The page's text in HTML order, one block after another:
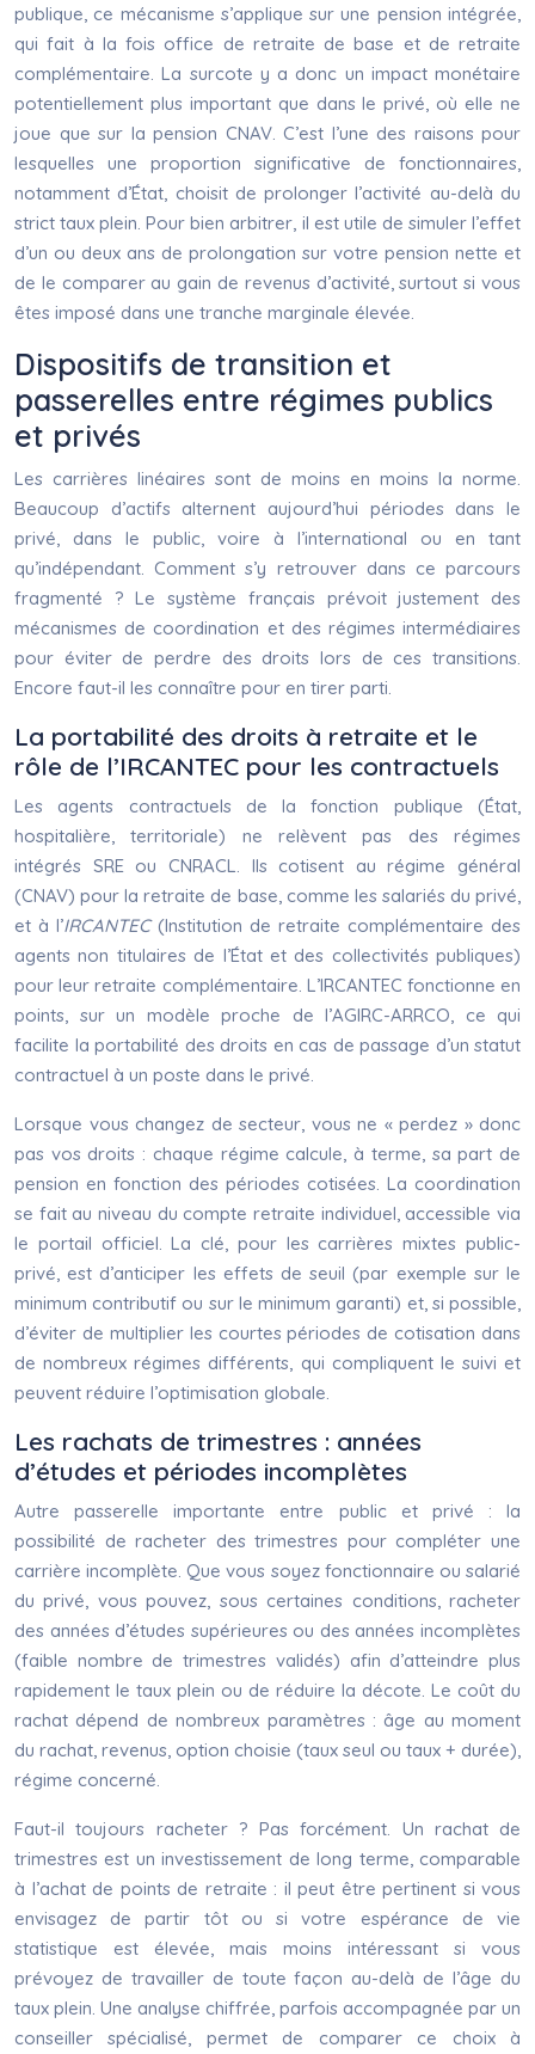
publique, ce mécanisme s’applique sur une pension intégrée,
qui fait à la fois office de retraite de base et de retraite
complémentaire. La surcote y a donc un impact monétaire
potentiellement plus important que dans le privé, où elle ne
joue que sur la pension CNAV. C’est l’une des raisons pour
lesquelles une proportion significative de fonctionnaires,
notamment d’État, choisit de prolonger l’activité au-delà du
strict taux plein. Pour bien arbitrer, il est utile de simuler l’effet
d’un ou deux ans de prolongation sur votre pension nette et
de le comparer au gain de revenus d’activité, surtout si vous
êtes imposé dans une tranche marginale élevée.
Dispositifs de transition et
passerelles entre régimes publics
et privés
Les carrières linéaires sont de moins en moins la norme.
Beaucoup d’actifs alternent aujourd’hui périodes dans le
privé, dans le public, voire à l’international ou en tant
qu’indépendant. Comment s’y retrouver dans ce parcours
fragmenté ? Le système français prévoit justement des
mécanismes de coordination et des régimes intermédiaires
pour éviter de perdre des droits lors de ces transitions.
Encore faut-il les connaître pour en tirer parti.
La portabilité des droits à retraite et le
rôle de l’IRCANTEC pour les contractuels
Les agents contractuels de la fonction publique (État,
hospitalière, territoriale) ne relèvent pas des régimes
intégrés SRE ou CNRACL. Ils cotisent au régime général
(CNAV) pour la retraite de base, comme les salariés du privé,
et à l’IRCANTEC(Institution de retraite complémentaire des
agents non titulaires de l’État et des collectivités publiques)
pour leur retraite complémentaire. L’IRCANTEC fonctionne en
points, sur un modèle proche de l’AGIRC-ARRCO, ce qui
facilite la portabilité des droits en cas de passage d’un statut
contractuel à un poste dans le privé.
Lorsque vous changez de secteur, vous ne « perdez » donc
pas vos droits : chaque régime calcule, à terme, sa part de
pension en fonction des périodes cotisées. La coordination
se fait au niveau du compte retraite individuel, accessible via
le portail officiel. La clé, pour les carrières mixtes public-
privé, est d’anticiper les effets de seuil (par exemple sur le
minimum contributif ou sur le minimum garanti) et, si possible,
d’éviter de multiplier les courtes périodes de cotisation dans
de nombreux régimes différents, qui compliquent le suivi et
peuvent réduire l’optimisation globale.
Les rachats de trimestres : années
d’études et périodes incomplètes
Autre passerelle importante entre public et privé : la
possibilité de racheter des trimestres pour compléter une
carrière incomplète. Que vous soyez fonctionnaire ou salarié
du privé, vous pouvez, sous certaines conditions, racheter
des années d’études supérieures ou des années incomplètes
(faible nombre de trimestres validés) afin d’atteindre plus
rapidement le taux plein ou de réduire la décote. Le coût du
rachat dépend de nombreux paramètres : âge au moment
du rachat, revenus, option choisie (taux seul ou taux + durée),
régime concerné.
Faut-il toujours racheter ? Pas forcément. Un rachat de
trimestres est un investissement de long terme, comparable
à l’achat de points de retraite : il peut être pertinent si vous
envisagez de partir tôt ou si votre espérance de vie
statistique est élevée, mais moins intéressant si vous
prévoyez de travailler de toute façon au-delà de l’âge du
taux plein. Une analyse chiffrée, parfois accompagnée par un
conseiller spécialisé, permet de comparer ce choix à